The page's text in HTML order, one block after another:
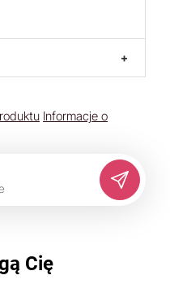
+
Informacje o
Cię